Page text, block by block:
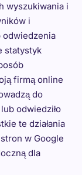
wyszukiwania i
i
odwiedzenia
statystyk
firmą online
do
odwiedziło
te działania
w Google
dla